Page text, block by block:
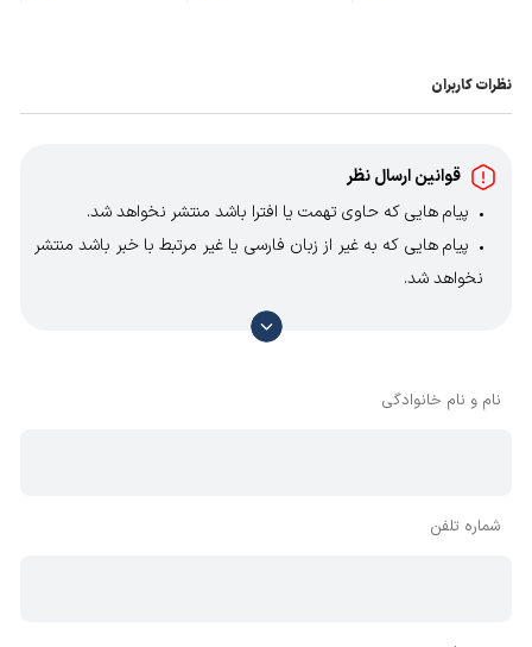
نظرات کاربران
قوانین ارسال نظر
پیام هایی که حاوی تهمت یا افترا باشد منتشر نخواهد شد.
پیام هایی که به غیر از زبان فارسی یا غیر مرتبط با خبر باشد منتشر
نخواهد شد.
با توجه به آن که امکان موافقت یا مخالفت با محتوای نظرات
وجود دارد، معمولا نظراتی که محتوای مشابه دارند، انتشار نمی‌یابند
نام و نام خانوادگی
شماره تلفن